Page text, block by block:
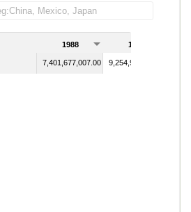
1988 1989
7,401,677,007.00 9,254,940,127.00